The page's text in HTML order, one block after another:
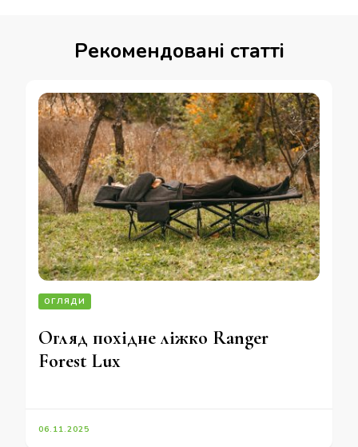
Рекомендовані статті
ОГЛЯДИ
Огляд похідне ліжко Ranger
Forest Lux
06.11.2025